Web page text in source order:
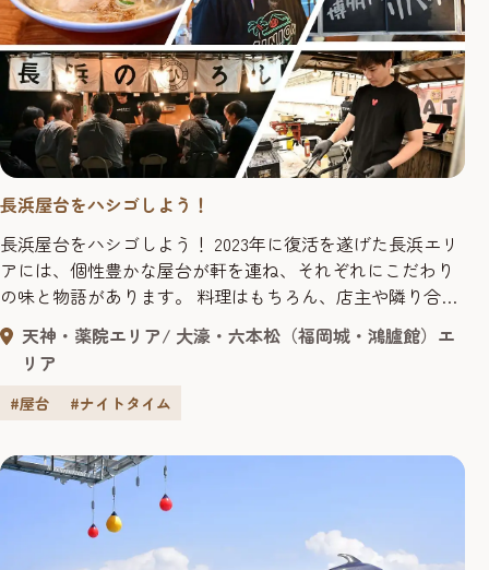
長浜屋台をハシゴしよう！
長浜屋台をハシゴしよう！ 2023年に復活を遂げた長浜エリ
アには、個性豊かな屋台が軒を連ね、それぞれにこだわり
の味と物語があります。 料理はもちろん、店主や隣り合わ
せたお客さんとの出会いも、長浜屋台ならではの魅力。
「次は、あの屋台に行ってみたら？」 店主のそんな一言を
きっかけに、もう一軒、またもう一軒。 店主から店主へ、
人とのつながりをたどる"ハシゴ旅"に出かけてみません
天神・薬院エリア
大濠・六本松（福岡城・鴻臚館）エ
リア
#屋台 #ナイトタイム